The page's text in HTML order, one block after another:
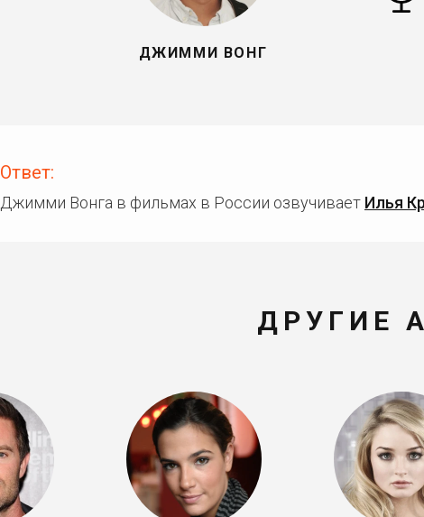
ДЖИММИ ВОНГ
Ответ:
Джимми Вонга в фильмах в России озвучивает Илья
ДРУГИЕ